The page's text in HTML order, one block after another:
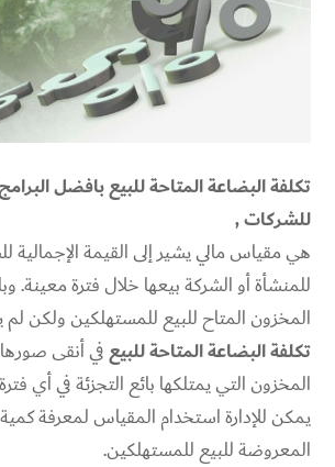
تكلفة البضاعة المتاحة للبيع بافضل
للشركات ,
هي مقياس مالي يشير إلى القيمة الإجمالية
للمنشأة أو الشركة بيعها خلال فترة معينة.
المخزون المتاح للبيع للمستهلكين ولكن لم
تكلفة البضاعة المتاحة للبيعفي أنقى
المخزون التي يمتلكها بائع التجزئة في أي
يمكن للإدارة استخدام المقياس لمعرفة
المعروضة للبيع للمستهلكين.